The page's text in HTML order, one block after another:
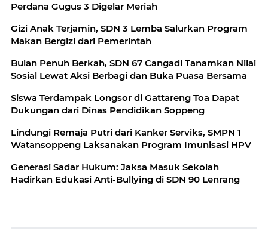
Perdana Gugus 3 Digelar Meriah
Gizi Anak Terjamin, SDN 3 Lemba Salurkan Program
Makan Bergizi dari Pemerintah
Bulan Penuh Berkah, SDN 67 Cangadi Tanamkan Nilai
Sosial Lewat Aksi Berbagi dan Buka Puasa Bersama
Siswa Terdampak Longsor di Gattareng Toa Dapat
Dukungan dari Dinas Pendidikan Soppeng
Lindungi Remaja Putri dari Kanker Serviks, SMPN 1
Watansoppeng Laksanakan Program Imunisasi HPV
Generasi Sadar Hukum: Jaksa Masuk Sekolah
Hadirkan Edukasi Anti-Bullying di SDN 90 Lenrang